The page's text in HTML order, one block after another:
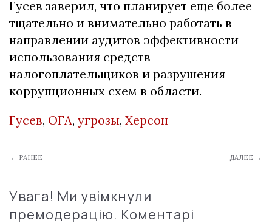
Гусев заверил, что планирует еще более
тщательно и внимательно работать в
направлении аудитов эффективности
использования средств
налогоплательщиков и разрушения
коррупционных схем в области.
Гусев, ОГА, угрозы, Херсон
← РАНЕЕ ДАЛЕЕ →
Увага! Ми увімкнули
премодерацію. Коментарі